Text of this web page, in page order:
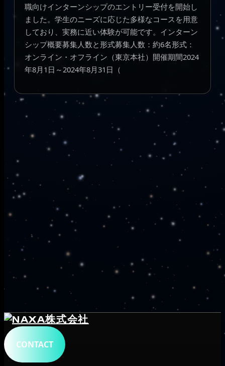
職向けインターンシップのエントリー受付を開始し
ました。学生のニーズに応じた多様なコースを用意
しており、実務に近い体験が可能です。インターン
シップ概要募集人数と形式募集人数：約6名形式：
オンライン・オフライン（東京本社）開催期間2024
年8月1日～2024年8月31日（
CONTACT